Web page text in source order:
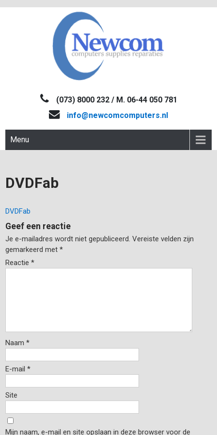
NEWCOM(073) 8000 232 / M. 06-44 050 781
info@newcomcomputers.nl
Menu
DVDFab
DVDFab
Geef een reactie
Je e-mailadres wordt niet gepubliceerd. Vereiste velden zijn
gemarkeerd met*
Reactie*
Naam*
E-mail*
Site
Mijn naam, e-mail en site opslaan in deze browser voor de